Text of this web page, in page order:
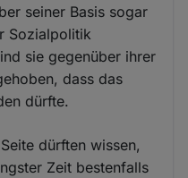
seiner Basis sogar
Sozialpolitik
sie gegenüber ihrer
dass das
dürfte.
dürften wissen,
Zeit bestenfalls